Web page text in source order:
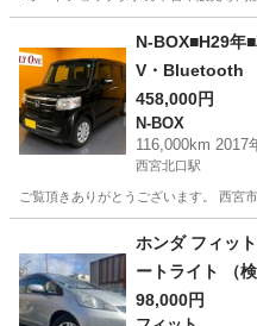
N-
N-BOX■H29年
V・Bluetooth
458,000円
N-BOX
116,000km 2017
西宮北口駅
ご覧頂きありがとうございます。 西宮
西宮北口駅
ホンダ フィ
ートライト （検
98,000円